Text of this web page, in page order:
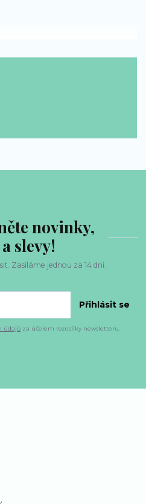
novinky,
slevy!
Zasíláme jednou za 14 dní.
Přihlásit se
údajů za účelem rozesílky newsletteru.